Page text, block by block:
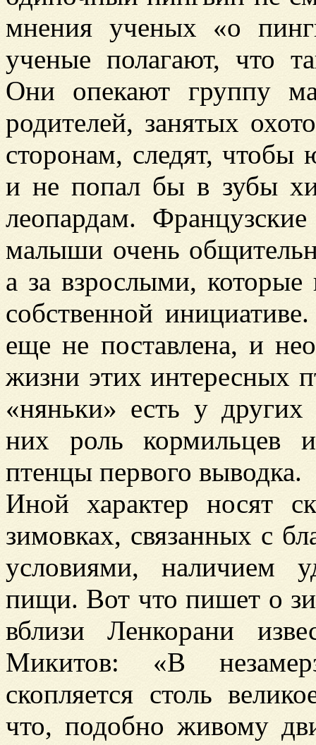
мнения ученых «о
ученые полагают, что
Они опекают группу
родителей, занятых
сторонам, следят,
и не попал бы в зубы
леопардам.
малыши очень
а за взрослыми,
собственной
еще не поставлена, и
жизни этих интересных
«няньки» есть у
них роль кормильцев
птенцы первого выводка.
Иной характер носят
зимовках, связанных с
условиями, наличием
пищи. Вот что пишет о
вблизи Ленкорани
Микитов: «В
скопляется столь
что, подобно живому